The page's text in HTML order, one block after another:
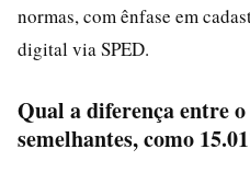
normas, com ênfase em
digital via SPED.
Qual a diferença entre o
semelhantes, como